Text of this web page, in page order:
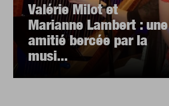
Valérie Milot et
Marianne Lambert : une
amitié bercée par la
musi...